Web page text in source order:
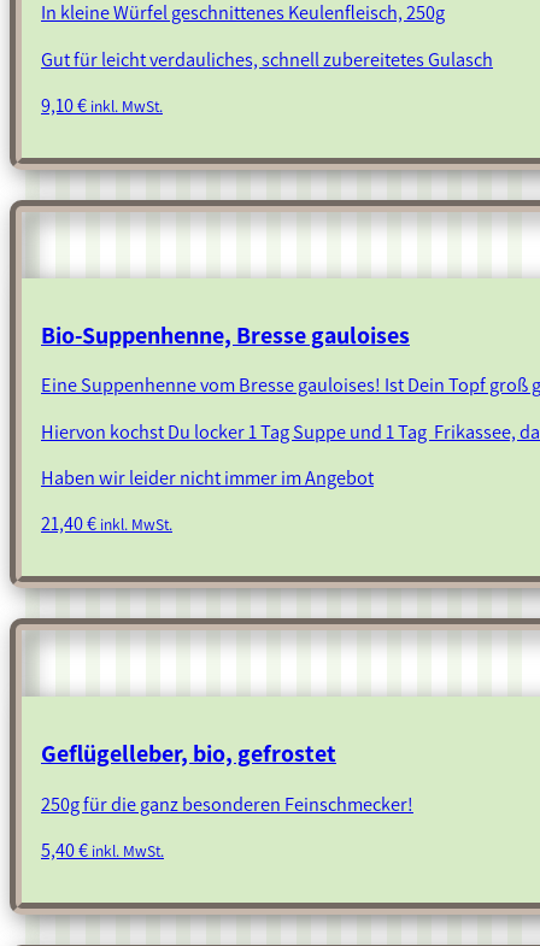
In kleine Würfel geschnittenes Keulenfleisch, 250g
Gut für leicht verdauliches, schnell zubereitetes Gulasch
9,10€ inkl. MwSt.
Bio-Suppenhenne, Bresse gauloises
Eine Suppenhenne vom Bresse gauloises! Ist Dein Topf groß
Hiervon kochst Du locker 1 Tag Suppe und 1 Tag Frikassee,
Haben wir leider nicht immer im Angebot
21,40€ inkl. MwSt.
Geflügelleber, bio, gefrostet
250g für die ganz besonderen Feinschmecker!
5,40€ inkl. MwSt.